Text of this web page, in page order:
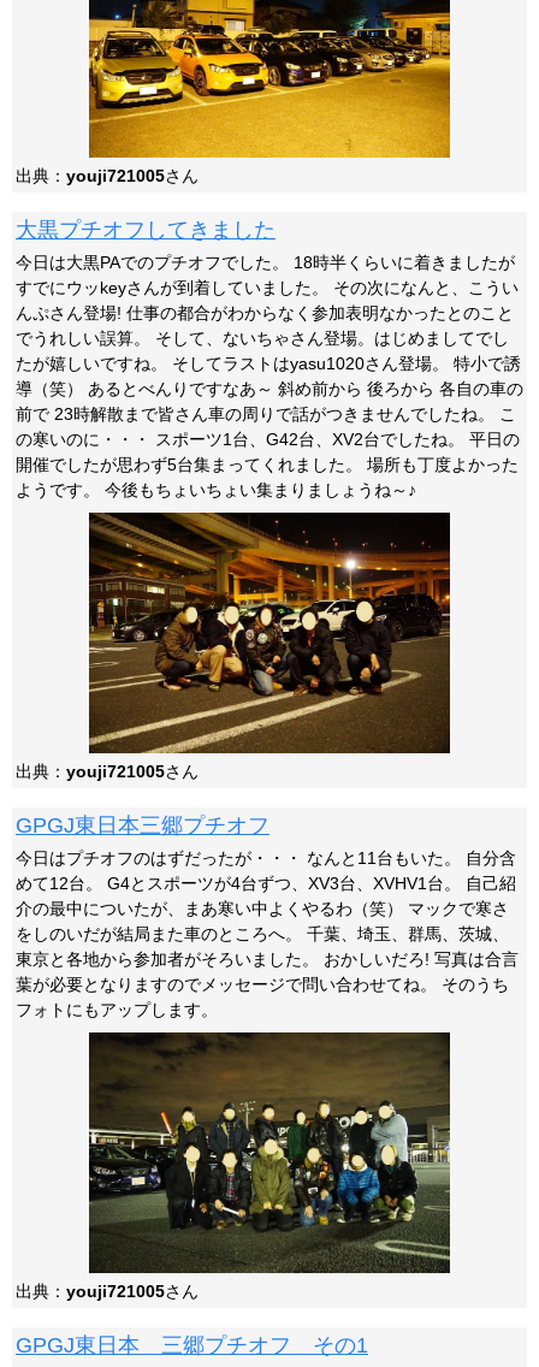
出典： youji721005さん
大黒プチオフしてきました
今日は大黒PAでのプチオフでした。 18時半くらいに着きましたが
すでにウッkeyさんが到着していました。 その次になんと、こうい
んぷさん登場! 仕事の都合がわからなく参加表明なかったとのこと
でうれしい誤算。 そして、ないちゃさん登場。はじめましてでし
たが嬉しいですね。 そしてラストはyasu1020さん登場。 特小で誘
導（笑） あるとべんりですなあ～ 斜め前から 後ろから 各自の車の
前で 23時解散まで皆さん車の周りで話がつきませんでしたね。 こ
の寒いのに・・・ スポーツ1台、G42台、XV2台でしたね。 平日の
開催でしたが思わず5台集まってくれました。 場所も丁度よかった
ようです。 今後もちょいちょい集まりましょうね～♪
出典： youji721005さん
GPGJ東日本三郷プチオフ
今日はプチオフのはずだったが・・・ なんと11台もいた。 自分含
めて12台。 G4とスポーツが4台ずつ、XV3台、XVHV1台。 自己紹
介の最中についたが、まあ寒い中よくやるわ（笑） マックで寒さ
をしのいだが結局また車のところへ。 千葉、埼玉、群馬、茨城、
東京と各地から参加者がそろいました。 おかしいだろ! 写真は合言
葉が必要となりますのでメッセージで問い合わせてね。 そのうち
フォトにもアップします。
出典： youji721005さん
GPGJ東日本 三郷プチオフ その1